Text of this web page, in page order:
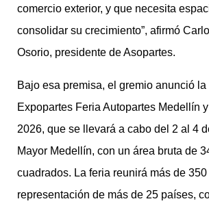
comercio exterior, y que necesita
consolidar su crecimiento”, afirmó
Osorio, presidente de Asopartes.
Bajo esa premisa, el gremio anunció
Expopartes Feria Autopartes Medellín
2026, que se llevará a cabo del 2 al 4
Mayor Medellín, con un área bruta de
cuadrados. La feria reunirá más de
representación de más de 25 países,